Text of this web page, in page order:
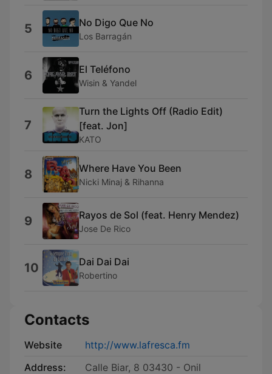
5 No Digo Que No
Los Barragán
6 El Teléfono
Wisin & Yandel
7
Turn the Lights Off (Radio Edit)
[feat. Jon]
KATO
8 Where Have You Been
Nicki Minaj & Rihanna
9 Rayos de Sol (feat. Henry Mendez)
Jose De Rico
10 Dai Dai Dai
Robertino
Contacts
Website
http://www.lafresca.fm
Address:
Calle Biar, 8 03430 - Onil